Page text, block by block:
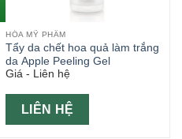
HÓA MỸ PHẨM
Tẩy da chết hoa quả làm trắng
da Apple Peeling Gel
Giá - Liên hệ
LIÊN HỆ